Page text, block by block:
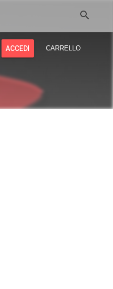
search
ACCEDI CARRELLO